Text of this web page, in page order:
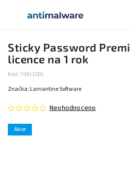
Sticky Password
licence na 1 rok
Kód:70911001
Akce
Neohodnoceno
Značka: Lamantine Software